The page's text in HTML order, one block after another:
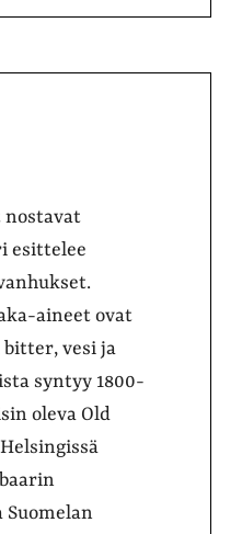
nostavat
esittelee
aineet ovat
vesi ja
syntyy 1800-
oleva Old
Suomelan